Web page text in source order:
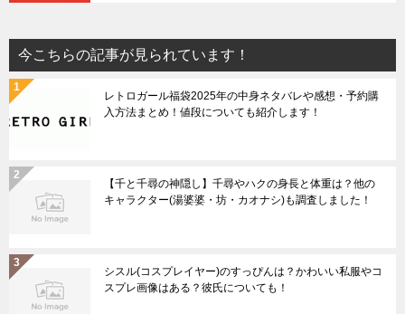
今こちらの記事が見られています！
レトロガール福袋2025年の中身ネタバレや感想・予約購
入方法まとめ！値段についても紹介します！
【千と千尋の神隠し】千尋やハクの身長と体重は？他の
キャラクター(湯婆婆・坊・カオナシ)も調査しました！
シスル(コスプレイヤー)のすっぴんは？かわいい私服やコ
スプレ画像はある？彼氏についても！